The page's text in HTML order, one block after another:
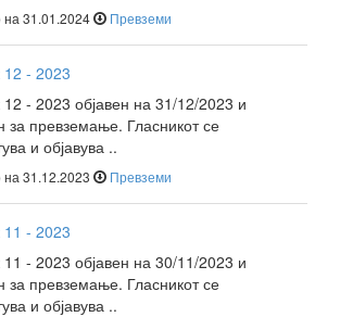
на 31.01.2024 Превземи
12 - 2023
12 - 2023 објавен на 31/12/2023 и
за превземање. Гласникот се
и објавува ..
на 31.12.2023 Превземи
11 - 2023
11 - 2023 објавен на 30/11/2023 и
за превземање. Гласникот се
и објавува ..